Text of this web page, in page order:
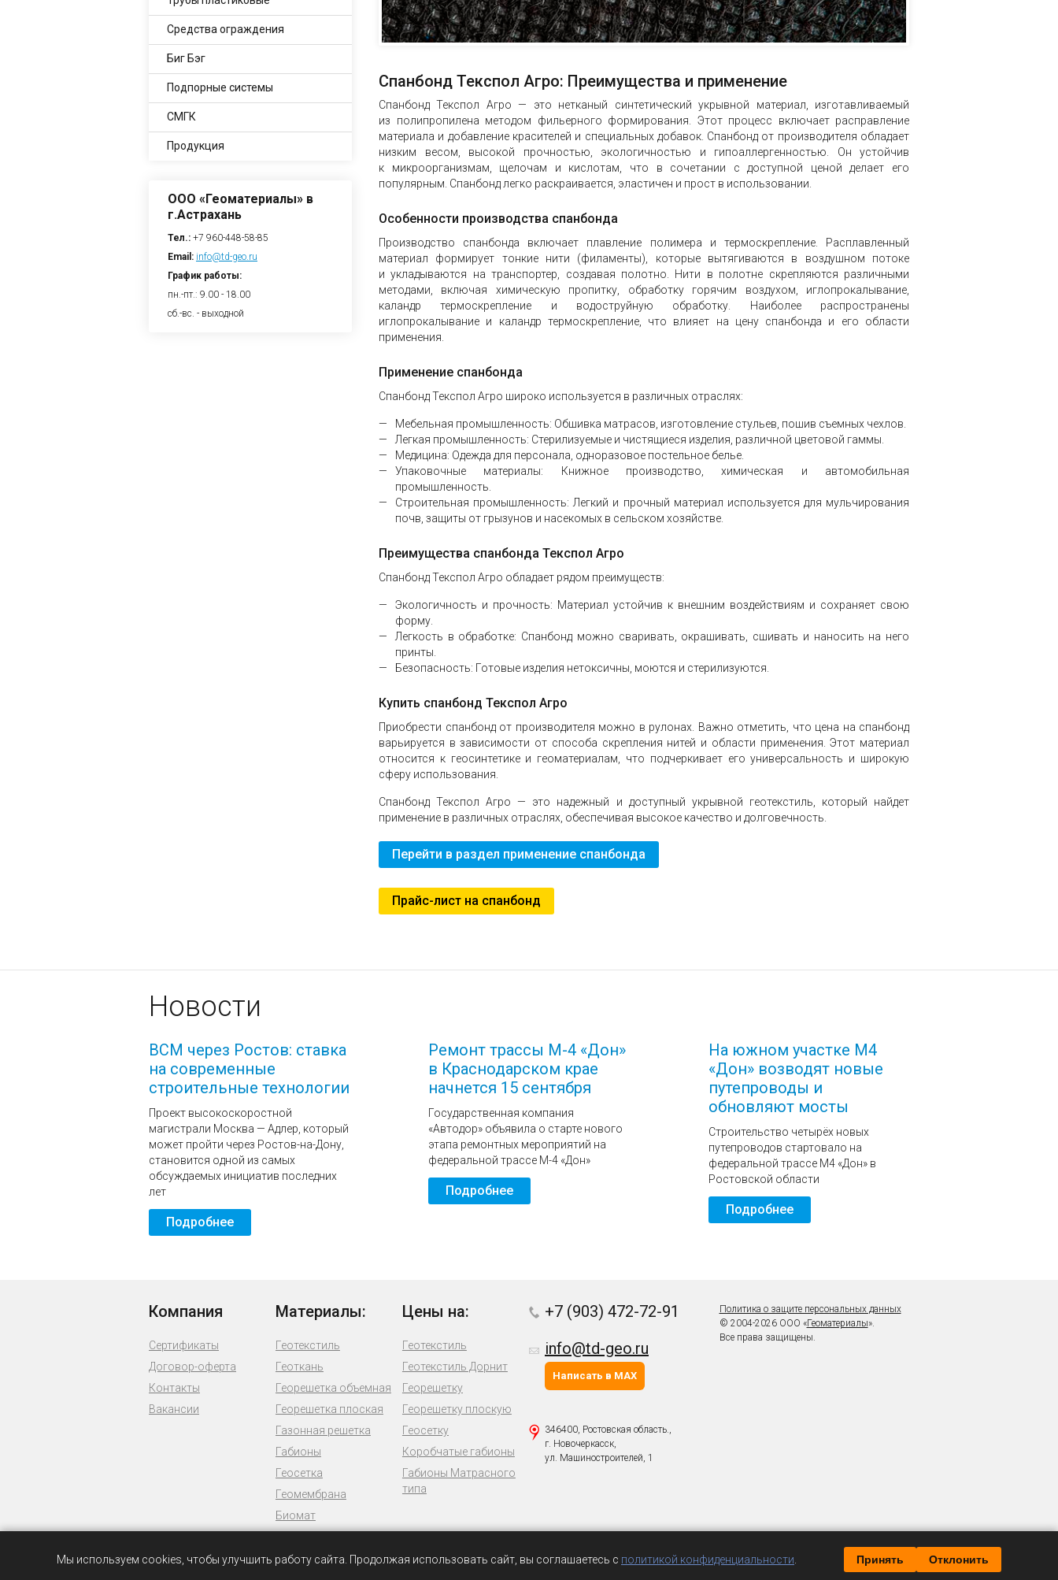
Спанбонд Текспол Агро: Преимущества и применение
Спанбонд Текспол Агро — это нетканый синтетический укрывной материал, изготавливаемый
из полипропилена методом фильерного формирования. Этот процесс включает расправление
материала и добавление красителей и специальных добавок. Спанбонд от производителя обладает
низким весом, высокой прочностью, экологичностью и гипоаллергенностью. Он устойчив
к микроорганизмам, щелочам и кислотам, что в сочетании с доступной ценой делает его
популярным. Спанбонд легко раскраивается, эластичен и прост в использовании.
Особенности производства спанбонда
Производство спанбонда включает плавление полимера и термоскрепление. Расплавленный
материал формирует тонкие нити (филаменты), которые вытягиваются в воздушном потоке
и укладываются на транспортер, создавая полотно. Нити в полотне скрепляются различными
методами, включая химическую пропитку, обработку горячим воздухом, иглопрокалывание,
каландр термоскрепление и водоструйную обработку. Наиболее распространены
иглопрокалывание и каландр термоскрепление, что влияет на цену спанбонда и его области
применения.
Применение спанбонда
Спанбонд Текспол Агро широко используется в различных отраслях:
Мебельная промышленность: Обшивка матрасов, изготовление стульев, пошив съемных чехлов.
Легкая промышленность: Стерилизуемые и чистящиеся изделия, различной цветовой гаммы.
Медицина: Одежда для персонала, одноразовое постельное белье.
Упаковочные материалы: Книжное производство, химическая и автомобильная
промышленность.
Строительная промышленность: Легкий и прочный материал используется для мульчирования
почв, защиты от грызунов и насекомых в сельском хозяйстве.
Преимущества спанбонда Текспол Агро
Спанбонд Текспол Агро обладает рядом преимуществ:
Экологичность и прочность: Материал устойчив к внешним воздействиям и сохраняет свою
форму.
Легкость в обработке: Спанбонд можно сваривать, окрашивать, сшивать и наносить на него
принты.
Безопасность: Готовые изделия нетоксичны, моются и стерилизуются.
Купить спанбонд Текспол Агро
Приобрести спанбонд от производителя можно в рулонах. Важно отметить, что цена на спанбонд
варьируется в зависимости от способа скрепления нитей и области применения. Этот материал
относится к геосинтетике и геоматериалам, что подчеркивает его универсальность и широкую
сферу использования.
Спанбонд Текспол Агро — это надежный и доступный укрывной геотекстиль, который найдет
применение в различных отраслях, обеспечивая высокое качество и долговечность.
Перейти в раздел применение спанбонда
Прайс-лист на спанбонд
Средства ограждения
Биг Бэг
Подпорные системы
СМГК
Продукция
ООО «Геоматериалы» в
г.Астрахань
Тел.: +7 960-448-58-85
Email: info@td-geo.ru
График работы:
пн.-пт.: 9.00 - 18.00
сб.-вс. - выходной
Новости
ВСМ через Ростов: ставка
на современные
строительные технологии
Проект высокоскоростной
магистрали Москва — Адлер, который
может пройти через Ростов-на-Дону,
становится одной из самых
обсуждаемых инициатив последних
лет
Подробнее
Ремонт трассы М-4 «Дон»
в Краснодарском крае
начнется 15 сентября
Государственная компания
«Автодор» объявила о старте нового
этапа ремонтных мероприятий на
федеральной трассе М-4 «Дон»
Подробнее
На южном участке М4
«Дон» возводят новые
путепроводы и
обновляют мосты
Строительство четырёх новых
путепроводов стартовало на
федеральной трассе М4 «Дон» в
Ростовской области
Подробнее
Компания
Сертификаты
Договор-оферта
Контакты
Вакансии
Материалы:
Геотекстиль
Геоткань
Георешетка объемная
Георешетка плоская
Газонная решетка
Габионы
Геосетка
Геомембрана
Биомат
Спанбонд
Цены на:
Геотекстиль
Геотекстиль Дорнит
Георешетку
Георешетку плоскую
Геосетку
Коробчатые габионы
Габионы Матрасного
типа
+7 (903) 472-72-91
info@td-geo.ru
Написать в MAX
346400, Ростовская область.,
г. Новочеркасск,
ул. Машиностроителей, 1
Политика о защите персональных данных
© 2004-2026 ООО «Геоматериалы».
Все права защищены.
Мы используем cookies, чтобы улучшить работу сайта. Продолжая использовать сайт, вы соглашаетесь с политикой конфиденциальности Принять Отклонить